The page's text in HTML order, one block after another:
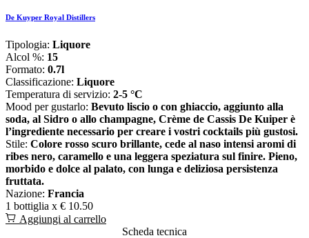
De Kuyper Royal Distillers
Tipologia: Liquore
Alcol %: 15
Formato: 0.7l
Classificazione: Liquore
Temperatura di servizio: 2-5 °C
Mood per gustarlo: Bevuto liscio o con ghiaccio, aggiunto alla
soda, al Sidro o allo champagne, Crème de Cassis De Kuiper è
l’ingrediente necessario per creare i vostri cocktails più gustosi.
Stile: Colore rosso scuro brillante, cede al naso intensi aromi di
ribes nero, caramello e una leggera speziatura sul finire. Pieno,
morbido e dolce al palato, con lunga e deliziosa persistenza
fruttata.
Nazione: Francia
1 bottiglia x € 10.50
Aggiungi al carrello
Scheda tecnica